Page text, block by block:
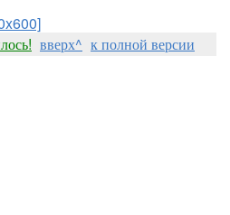
вверх^ к полной версии